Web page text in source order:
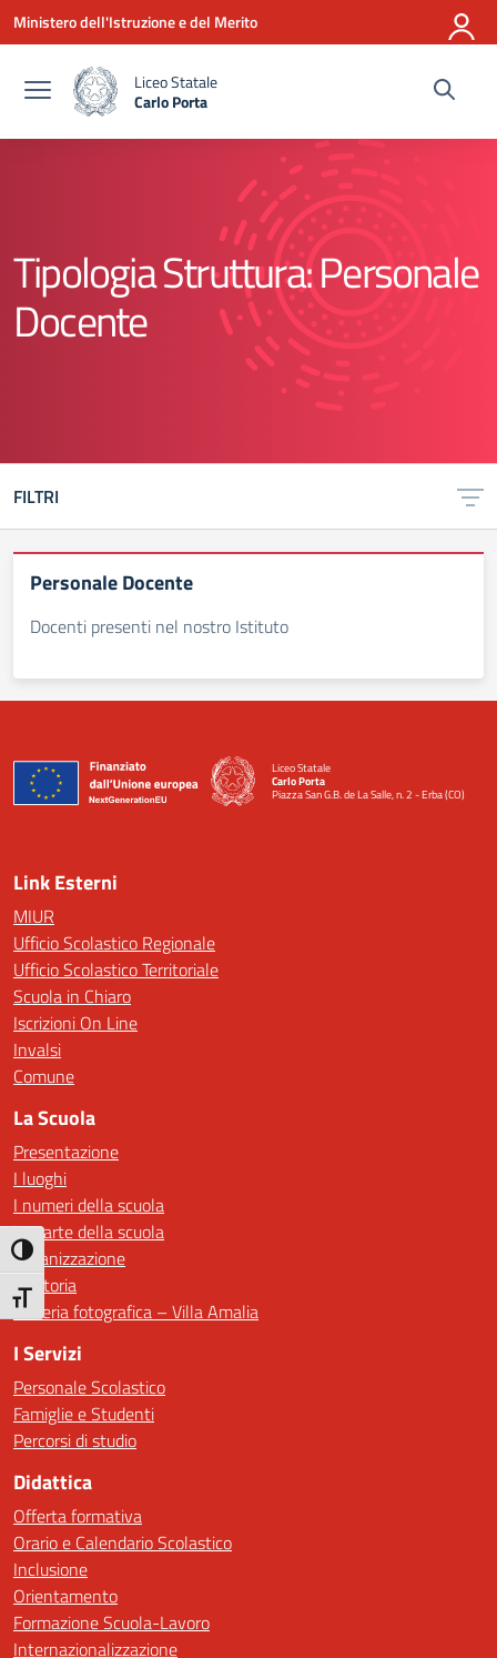
Attiva/disattiva alto contrasto
Attiva/disattiva dimensione testo
Vai ai contenuti
Vai al menu di navigazione
Vai al footer
Ministero dell'Istruzione e del Merito
Liceo Statale
Carlo Porta
Tipologia Struttura:Personale
Docente
FILTRI
Personale Docente
Docenti presenti nel nostro Istituto
Liceo Statale
Carlo Porta
Piazza San G.B. de La Salle, n. 2 - Erba (CO)
— Visita la pagina iniziale della scuola
Link Esterni
MIUR
Ufficio Scolastico Regionale
Ufficio Scolastico Territoriale
Scuola in Chiaro
Iscrizioni On Line
Invalsi
Comune
La Scuola
Presentazione
I luoghi
I numeri della scuola
Le carte della scuola
Organizzazione
La storia
Galleria fotografica – Villa Amalia
I Servizi
Personale Scolastico
Famiglie e Studenti
Percorsi di studio
Didattica
Offerta formativa
Orario e Calendario Scolastico
Inclusione
Orientamento
Formazione Scuola-Lavoro
Internazionalizzazione